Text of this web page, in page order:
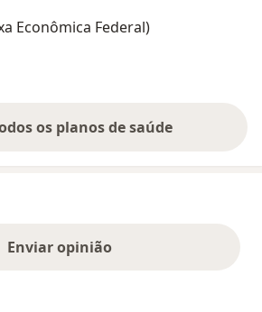
Econômica Federal)
os planos de saúde
Enviar opinião